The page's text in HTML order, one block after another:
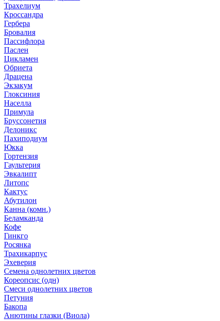
Трахелиум
Кроссандра
Гербера
Бровалия
Пассифлора
Паслен
Цикламен
Обриета
Драцена
Экзакум
Глоксиния
Населла
Примула
Бруссонетия
Делоникс
Пахиподиум
Юкка
Гортензия
Гаультерия
Эвкалипт
Литопс
Кактус
Абутилон
Канна (комн.)
Беламканда
Кофе
Гинкго
Росянка
Трахикарпус
Эхеверия
Семена однолетних цветов
Кореопсис (одн)
Смеси однолетних цветов
Петуния
Бакопа
Анютины глазки (Виола)